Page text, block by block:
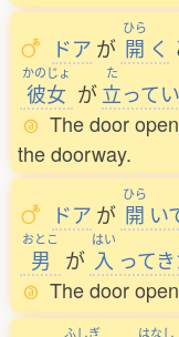
ドア が
ひら
開 く
かのじょ
彼女 が
た
立って
The door
the doorway.
ドア が
ひら
開 い
おとこ
男 が
はい
入 って
The door
ふしぎ はなし